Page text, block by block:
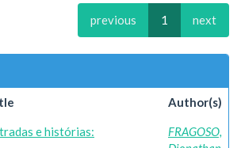
previous 1 next
Author(s)
e histórias:
FRAGOSO,